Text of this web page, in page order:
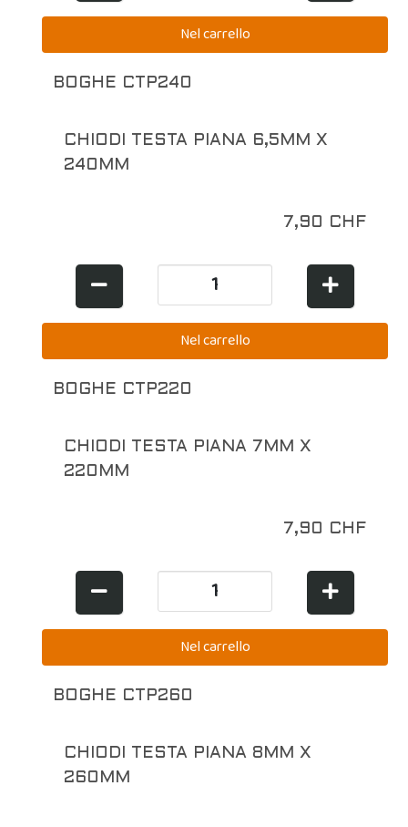
BOGHE CTP240
CHIODI TESTA PIANA 6,5MM X
240MM
7,90 CHF
BOGHE CTP220
CHIODI TESTA PIANA 7MM X
220MM
7,90 CHF
BOGHE CTP260
CHIODI TESTA PIANA 8MM X
260MM